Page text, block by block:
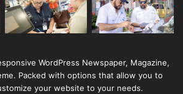
WordPress Newspaper, Magazine,
Packed with options that allow you to
your website to your needs.